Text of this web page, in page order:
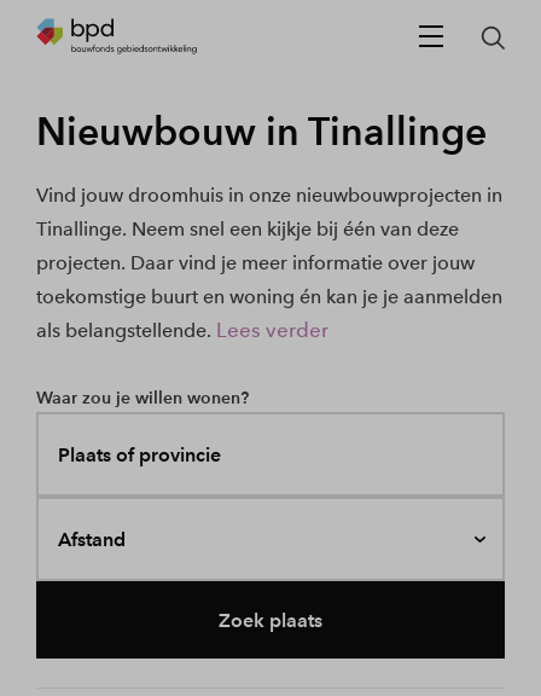
Nieuwbouw in Tinallinge
Vind jouw droomhuis in onze nieuwbouwprojecten in
Tinallinge. Neem snel een kijkje bij één van deze
projecten. Daar vind je meer informatie over jouw
toekomstige buurt en woning én kan je je aanmelden
als belangstellende. Lees verder
Waar zou je willen wonen?
Plaats of provincie
Afstand
Zoek plaats